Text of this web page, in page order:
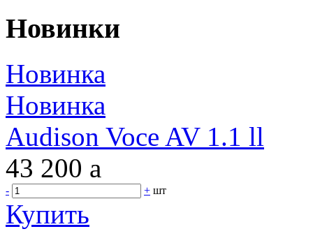
Новинки
Новинка
Новинка
Audison Voce AV 1.1 ll
43 200 a
- + шт
Купить